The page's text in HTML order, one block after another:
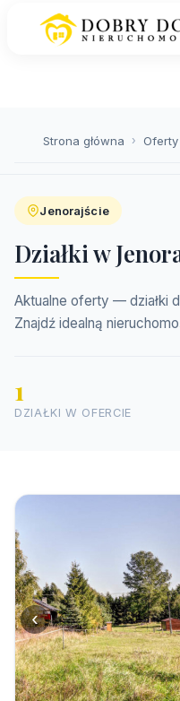
Strona główna › Oferty
Jenorajście
Działki w
Aktualne oferty — działki
Znajdź idealną
1
DZIAŁKI W OFERCIE
‹